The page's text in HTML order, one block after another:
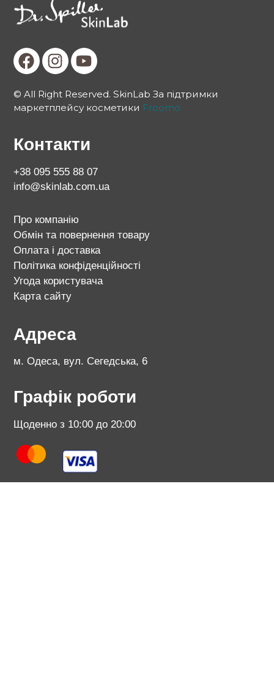
© All Right Reserved. SkinLab За підтримки
маркетплейсу косметики Froomo
Контакти
+38 095 555 88 07
info@skinlab.com.ua
Про компанію
Обмін та повернення товару
Оплата і доставка
Політика конфіденційності
Угода користувача
Карта сайту
Адреса
м. Одеса, вул. Сегедська, 6
Графік роботи
Щоденно з 10:00 до 20:00